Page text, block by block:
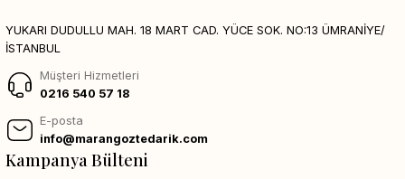
YUKARI DUDULLU MAH. 18 MART CAD. YÜCE SOK. NO:13 ÜMRANİYE/
İSTANBUL
Müşteri Hizmetleri
0216 540 57 18
E-posta
info@marangoztedarik.com
Kampanya Bülteni